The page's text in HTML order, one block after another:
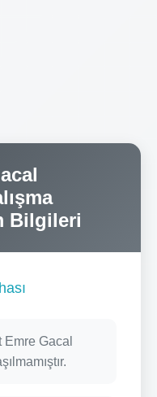
Bilgileri
Emre Gacal